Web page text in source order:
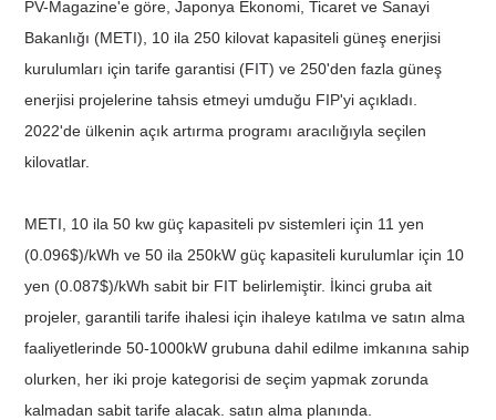
PV-Magazine'e göre, Japonya Ekonomi, Ticaret ve Sanayi
Bakanlığı (METI), 10 ila 250 kilovat kapasiteli güneş enerjisi
kurulumları için tarife garantisi (FIT) ve 250'den fazla güneş
enerjisi projelerine tahsis etmeyi umduğu FIP'yi açıkladı.
2022'de ülkenin açık artırma programı aracılığıyla seçilen
kilovatlar.
METI, 10 ila 50 kw güç kapasiteli pv sistemleri için 11 yen
(0.096$)/kWh ve 50 ila 250kW güç kapasiteli kurulumlar için 10
yen (0.087$)/kWh sabit bir FIT belirlemiştir. İkinci gruba ait
projeler, garantili tarife ihalesi için ihaleye katılma ve satın alma
faaliyetlerinde 50-1000kW grubuna dahil edilme imkanına sahip
olurken, her iki proje kategorisi de seçim yapmak zorunda
kalmadan sabit tarife alacak. satın alma planında.